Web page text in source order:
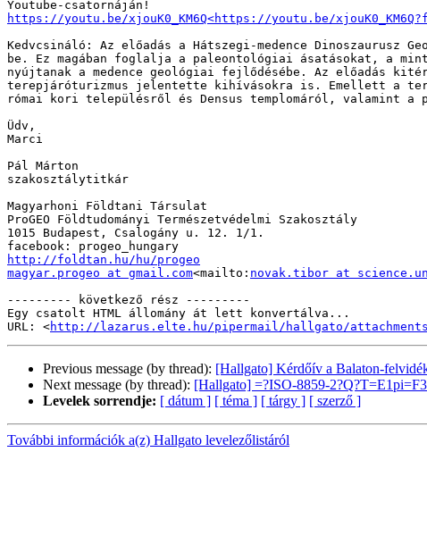
https://youtu.be/xjouK0_KM6Q<https://youtu.be/
Kedvcsináló: Az előadás a Hátszegi-medence
be. Ez magában foglalja a paleontológiai ásatásokat, a
nyújtanak a medence geológiai fejlődésébe. Az előadás
terepjáróturizmus jelentette kihívásokra is. Emellett a
római kori településről és Densus templomáról, valamint
Üdv,
Marci
Pál Márton
szakosztálytitkár
Magyarhoni Földtani Társulat
ProGEO Földtudományi Természetvédelmi Szakosztály
1015 Budapest, Csalogány u. 12. 1/1.
http://foldtan.hu/hu/progeo
magyar.progeo at gmail.com<mailto: novak.tibor at
--------- következő rész ---------
Egy csatolt HTML állomány át lett konvertálva...
URL: <http://lazarus.elte.hu/pipermail/hallgato/attachments/
Previous message (by thread): [Hallgato] Kérdőív a Balaton-
Next message (by thread): [Hallgato] =?ISO-8859-
Levelek sorrendje: [ dátum ] [ téma ] [ tárgy ] [ szerző ]
További információk a(z) Hallgato levelezőlistáról